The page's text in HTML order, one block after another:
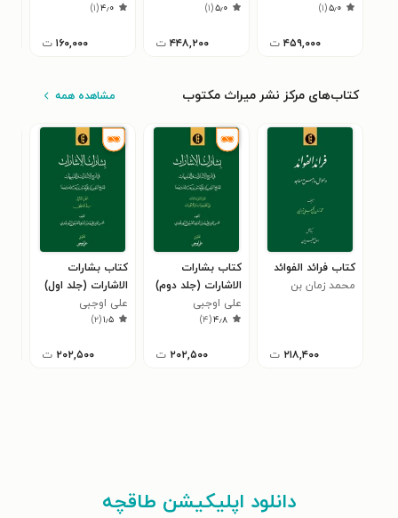
(هند، پاکستان،
۵٫۰(۱)
۴۵۹,۰۰۰ ت
جلد دوم
۵٫۰(۱)
۴۴۸,۲۰۰ ت
جلال‌الدین محمد
۴٫۰(۱)
۱۶۰,۰۰۰ ت
کتاب‌های مرکز نشر میراث مکتوب مشاهده همه
کتاب فرائد الفوائد
محمد زمان بن
۲۱۸,۴۰۰ ت
کتاب بشارات
الاشارات (جلد دوم)
علی اوجبی
۴٫۸(۴)
۲۰۲,۵۰۰ ت
کتاب بشارات
الاشارات (جلد اول)
علی اوجبی
۱٫۵(۲)
۲۰۲,۵۰۰ ت
دانلود اپلیکیشن طاقچه